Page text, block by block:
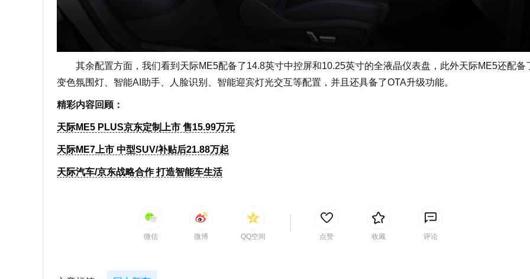
其余配置方面，我们看到天际ME5配备了14.8英寸中控屏和10.25英寸的全液晶仪表盘，此外天际ME5还配备
变色氛围灯、智能AI助手、人脸识别、智能迎宾灯光交互等配置，并且还具备了OTA升级功能。
精彩内容回顾：
天际ME5 PLUS京东定制上市 售15.99万元
天际ME7上市 中型SUV/补贴后21.88万起
天际汽车/京东战略合作 打造智能车生活
微信 微博 QQ空间 点赞 收藏 评论